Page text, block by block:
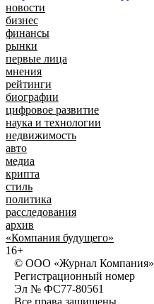
новости
бизнес
финансы
рынки
первые лица
мнения
рейтинги
биографии
цифровое развитие
наука и технологии
недвижимость
авто
медиа
крипта
стиль
политика
расследования
архив
«Компания будущего»
16+
© ООО «Журнал Компания»
Регистрационный номер
Эл № ФС77-80561
Все права защищены